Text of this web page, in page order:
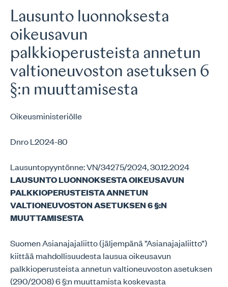
Lausunto luonnoksesta
oikeusavun
palkkioperusteista annetun
valtioneuvoston asetuksen 6
§:n muuttamisesta
Oikeusministeriölle
Dnro L2024-80
Lausuntopyyntönne: VN/34275/2024, 30.12.2024
LAUSUNTO LUONNOKSESTA OIKEUSAVUN
PALKKIOPERUSTEISTA ANNETUN
VALTIONEUVOSTON ASETUKSEN 6 §:N
MUUTTAMISESTA
Suomen Asianajajaliitto (jäljempänä ”Asianajajaliitto”)
kiittää mahdollisuudesta lausua oikeusavun
palkkioperusteista annetun valtioneuvoston asetuksen
(290/2008) 6 §:n muuttamista koskevasta